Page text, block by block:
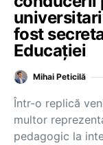
fost
Educației
Mihai Peticilă
Într-o replică
multor
pedagogic la